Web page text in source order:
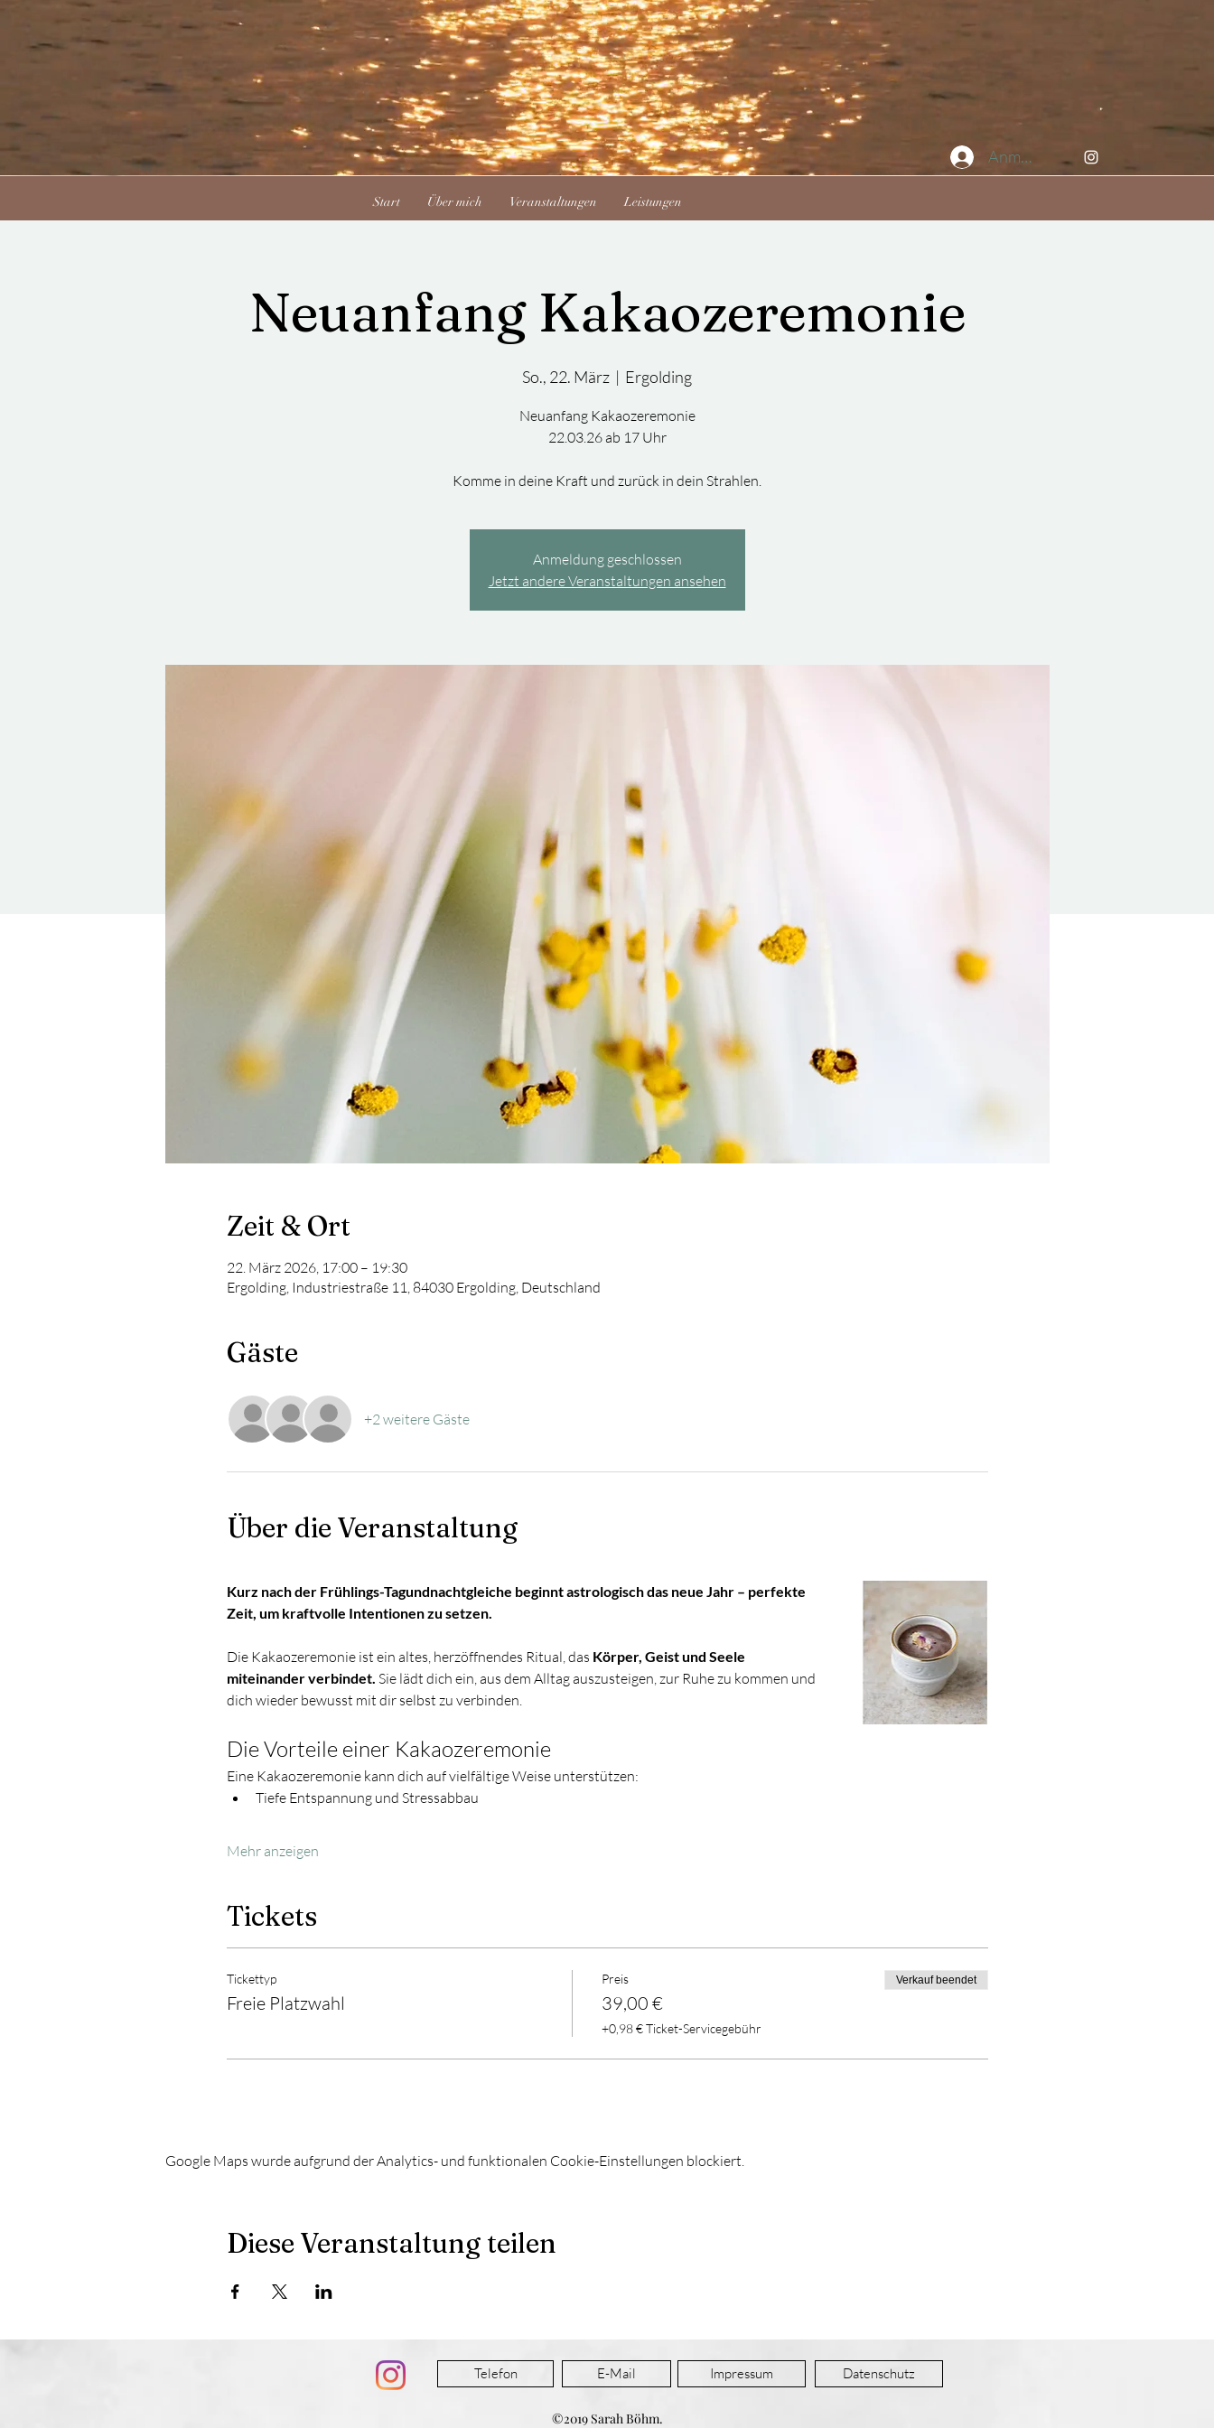
Anmelden
Start Über mich Veranstaltungen Leistungen
Neuanfang Kakaozeremonie
So., 22. März
  |
Ergolding
Neuanfang Kakaozeremonie
22.03.26 ab 17 Uhr
Komme in deine Kraft und zurück in dein Strahlen.
Anmeldung geschlossen
Jetzt andere Veranstaltungen ansehen
Zeit & Ort
22. März 2026, 17:00 – 19:30
Ergolding, Industriestraße 11, 84030 Ergolding, Deutschland
Gäste
+2 weitere Gäste
Über die Veranstaltung
Kurz nach der Frühlings-Tagundnachtgleiche beginnt astrologisch das neue Jahr – perfekte
Zeit, um kraftvolle Intentionen zu setzen.
Die Kakaozeremonie ist ein altes, herzöffnendes Ritual, das Körper, Geist und Seele
miteinander verbindet. Sie lädt dich ein, aus dem Alltag auszusteigen, zur Ruhe zu kommen und
dich wieder bewusst mit dir selbst zu verbinden.
Die Vorteile einer Kakaozeremonie
Eine Kakaozeremonie kann dich auf vielfältige Weise unterstützen:
Tiefe Entspannung und Stressabbau
Mehr anzeigen
Tickets
Tickettyp
Freie Platzwahl
Preis
39,00 €
+0,98 € Ticket-Servicegebühr
Verkauf beendet
Google Maps wurde aufgrund der Analytics- und funktionalen Cookie-Einstellungen blockiert.
Diese Veranstaltung teilen
Telefon E-Mail Impressum Datenschutz
©2019 Sarah Böhm.